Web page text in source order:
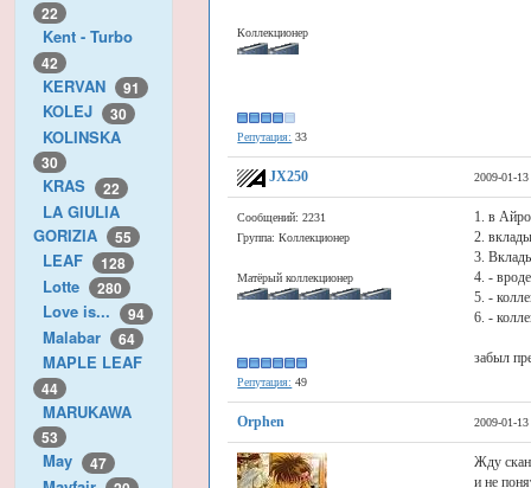
22
Kent - Turbo
42
KERVAN 91
KOLEJ 30
KOLINSKA
30
KRAS 22
LA GIULIA
GORIZIA
55
LEAF 128
Lotte 280
Love is... 94
Malabar 64
MAPLE LEAF
44
MARUKAWA
53
May 47
Коллекционер
Репутация: 33
JX250 2009-01-
Сообщений: 2231
Группа: Коллекционер
Матёрый коллекционер
Репутация: 49
1. в
2.
3.
4. -
5. -
6. -
забыл
Orphen 2009-01-
Жду
и не